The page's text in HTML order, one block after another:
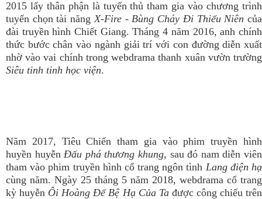
2015 lấy thân phận là tuyển thủ tham gia vào chương trình
tuyển chọn tài năngX-Fire - Bùng Cháy Đi Thiếu Niên của
đài truyền hình Chiết Giang. Tháng 4 năm 2016, anh chính
thức bước chân vào ngành giải trí với con đường diễn xuất
nhờ vào vai chính trong webdrama thanh xuân vườn trường
Siêu tinh tinh học viện.
Năm 2017, Tiêu Chiến tham gia vào phim truyền hình
huyền huyễnĐấu phá thương khung, sau đó nam diễn viên
tham vào phim truyền hình cổ trang ngôn tình Lang điện hạ
cùng năm. Ngày 25 tháng 5 năm 2018, webdrama cổ trang
kỳ huyễn Ôi Hoàng Đế Bệ Hạ Của Tađược công chiếu trên